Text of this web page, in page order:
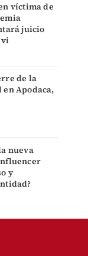
víctima de
juicio
vi
de la
Apodaca,
nueva
y